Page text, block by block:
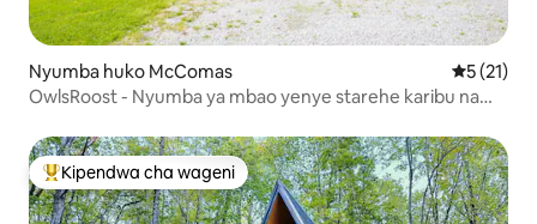
Nyumba huko McComas Ukadiriaji
5 (21)
OwlsRoost - Nyumba ya mbao yenye starehe karibu na
Kipendwa maarufu cha wageni
Kipendwa cha wageni